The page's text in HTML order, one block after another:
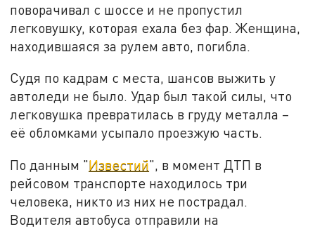
поворачивал с шоссе и не пропустил
легковушку, которая ехала без фар. Женщина,
находившаяся за рулем авто, погибла.
Судя по кадрам с места, шансов выжить у
автоледи не было. Удар был такой силы, что
легковушка превратилась в груду металла –
её обломками усыпало проезжую часть.
По данным "Известий", в момент ДТП в
рейсовом транспорте находилось три
человека, никто из них не пострадал.
Водителя автобуса отправили на